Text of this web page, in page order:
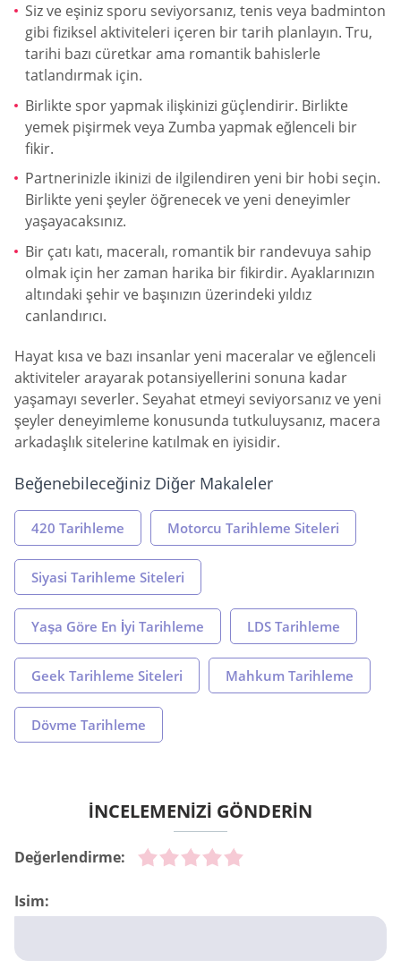
Siz ve eşiniz sporu seviyorsanız, tenis veya badminton
gibi fiziksel aktiviteleri içeren bir tarih planlayın. Tru,
tarihi bazı cüretkar ama romantik bahislerle
tatlandırmak için.
Birlikte spor yapmak ilişkinizi güçlendirir. Birlikte
yemek pişirmek veya Zumba yapmak eğlenceli bir
fikir.
Partnerinizle ikinizi de ilgilendiren yeni bir hobi seçin.
Birlikte yeni şeyler öğrenecek ve yeni deneyimler
yaşayacaksınız.
Bir çatı katı, maceralı, romantik bir randevuya sahip
olmak için her zaman harika bir fikirdir. Ayaklarınızın
altındaki şehir ve başınızın üzerindeki yıldız
canlandırıcı.
Hayat kısa ve bazı insanlar yeni maceralar ve eğlenceli
aktiviteler arayarak potansiyellerini sonuna kadar
yaşamayı severler. Seyahat etmeyi seviyorsanız ve yeni
şeyler deneyimleme konusunda tutkuluysanız, macera
arkadaşlık sitelerine katılmak en iyisidir.
Beğenebileceğiniz Diğer Makaleler
420 Tarihleme Motorcu Tarihleme Siteleri
Siyasi Tarihleme Siteleri
Yaşa Göre En İyi Tarihleme LDS Tarihleme
Geek Tarihleme Siteleri Mahkum Tarihleme
Dövme Tarihleme
İNCELEMENİZİ GÖNDERİN
Değerlendirme:
Isim: